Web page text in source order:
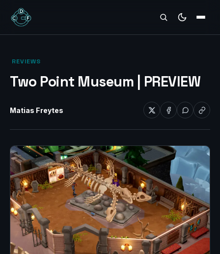
REVIEWS
‎ REVIEWS‎
Two Point Museum | PREVIEW
Matias Freytes